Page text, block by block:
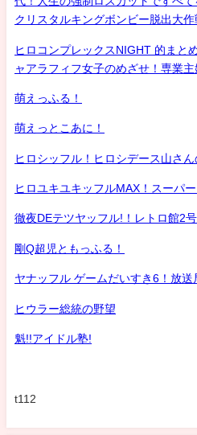
クリスタルキングボンビー脱出大作
ヒロコンプレックスNIGHT 的まと
ャアラフィフ女子のめざせ！専業
萌えっふる！
萌えっとこあに！
ヒロシッフル！ヒロシデース山さ
ヒロユキユキッフルMAX！スーパー
徹夜DEテツヤッフル!！レトロ館2号
剛Q超児ともっふる！
ヤナッフル ゲームだいすき6！放送
ヒウラー総統の野望
魁!!アイドル塾!
t112